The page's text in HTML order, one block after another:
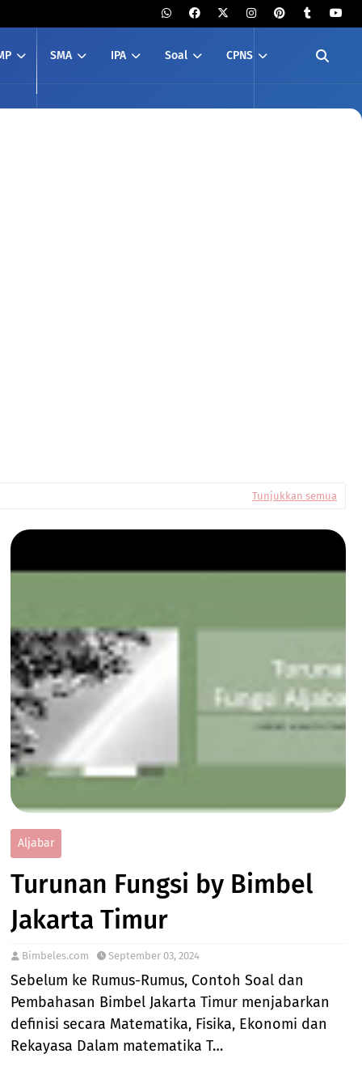
SMA IPA Soal CPNS
Tunjukkan semua
Aljabar
Turunan Fungsi by Bimbel
Jakarta Timur
Bimbeles.com September 03, 2024
Sebelum ke Rumus-Rumus, Contoh Soal dan
Pembahasan Bimbel Jakarta Timur menjabarkan
definisi secara Matematika, Fisika, Ekonomi dan
Rekayasa Dalam matematika T…